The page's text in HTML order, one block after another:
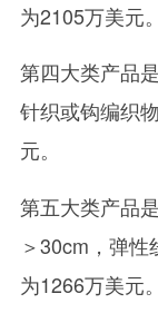
为2105万美元。
第四大类产品
针织或钩编织
元。
第五大类产品
＞30cm，弹
为1266万美元。